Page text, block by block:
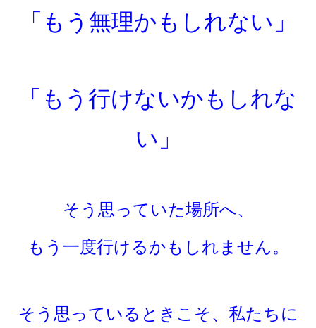
「もう無理かもしれない」
「もう行けないかもしれな
い」
そう思っていた場所へ、
もう一度行けるかもしれません。
そう思っているときこそ、私たちに